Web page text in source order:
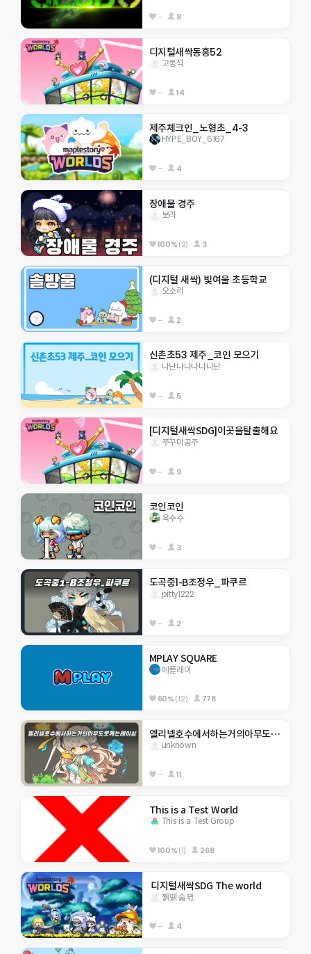
-- 8
디지털새싹동홍52
고동석
-- 14
제주체크인_노형초_4-3
HYPE_BOY_6167
-- 4
장애물 경주
보라
100%(2) 3
(디지털 새싹) 빛여울 초등학교
오소리
-- 2
신촌초53 제주_코인 모으기
나난나나나나나난
-- 5
[디지털새싹SDG]이곳을탈출해요
쭈꾸미공주
-- 9
코인코인
옥수수
-- 3
도곡중1-B조정우_파쿠르
pitty1222
-- 2
MPLAY SQUARE
메플레이
60%(12) 778
엘리넬호수에서하는거의아무도못깨는레이싱
unknown
-- 11
This is a Test World
This is a Test Group
100%(1) 268
디지털새싹SDG The world
쪩뗅숣뀏
-- 4